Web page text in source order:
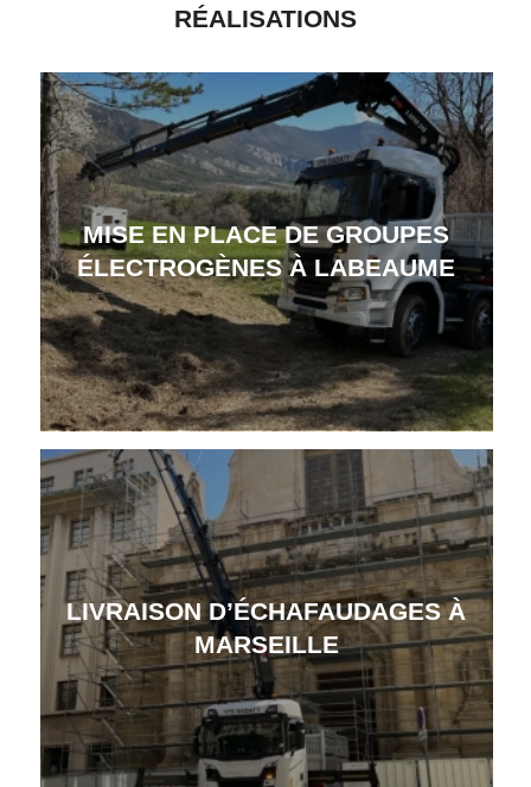
RÉALISATIONS
MISE EN PLACE DE GROUPES
ÉLECTROGÈNES À LABEAUME
LIVRAISON D’ÉCHAFAUDAGES À
MARSEILLE